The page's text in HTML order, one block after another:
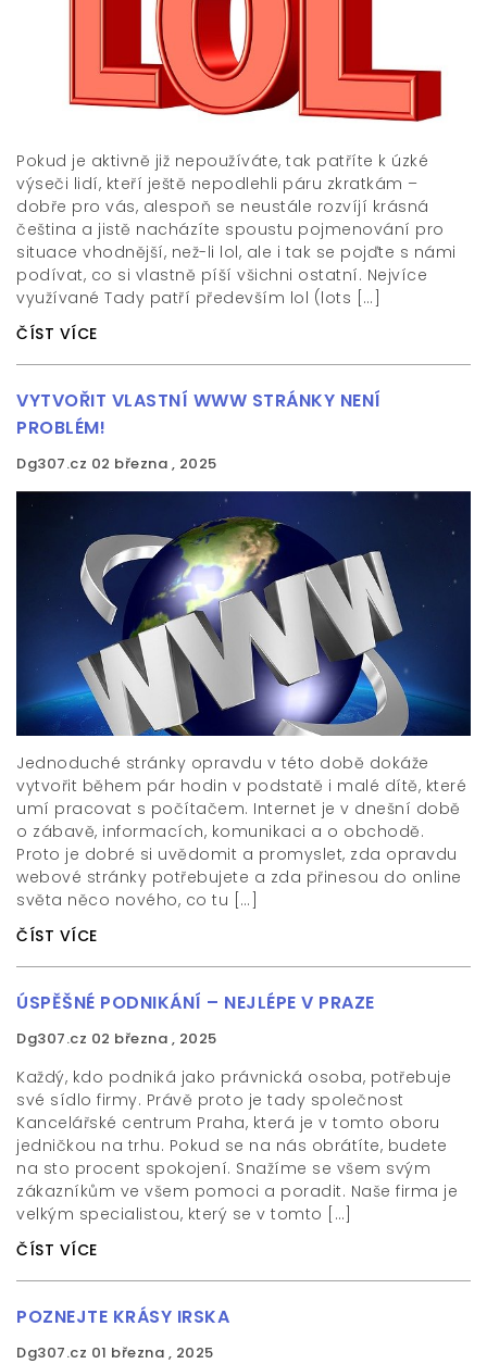
Pokud je aktivně již nepoužíváte, tak patříte k úzké
výseči lidí, kteří ještě nepodlehli páru zkratkám –
dobře pro vás, alespoň se neustále rozvíjí krásná
čeština a jistě nacházíte spoustu pojmenování pro
situace vhodnější, než-li lol, ale i tak se pojďte s námi
podívat, co si vlastně píší všichni ostatní. Nejvíce
využívané Tady patří především lol (lots […]
ČÍST VÍCE
VYTVOŘIT VLASTNÍ WWW STRÁNKY NENÍ
PROBLÉM!
Dg307.cz 02 března , 2025
Jednoduché stránky opravdu v této době dokáže
vytvořit během pár hodin v podstatě i malé dítě, které
umí pracovat s počítačem. Internet je v dnešní době
o zábavě, informacích, komunikaci a o obchodě.
Proto je dobré si uvědomit a promyslet, zda opravdu
webové stránky potřebujete a zda přinesou do online
světa něco nového, co tu […]
ČÍST VÍCE
ÚSPĚŠNÉ PODNIKÁNÍ – NEJLÉPE V PRAZE
Dg307.cz 02 března , 2025
Každý, kdo podniká jako právnická osoba, potřebuje
své sídlo firmy. Právě proto je tady společnost
Kancelářské centrum Praha, která je v tomto oboru
jedničkou na trhu. Pokud se na nás obrátíte, budete
na sto procent spokojení. Snažíme se všem svým
zákazníkům ve všem pomoci a poradit. Naše firma je
velkým specialistou, který se v tomto […]
ČÍST VÍCE
POZNEJTE KRÁSY IRSKA
Dg307.cz 01 března , 2025